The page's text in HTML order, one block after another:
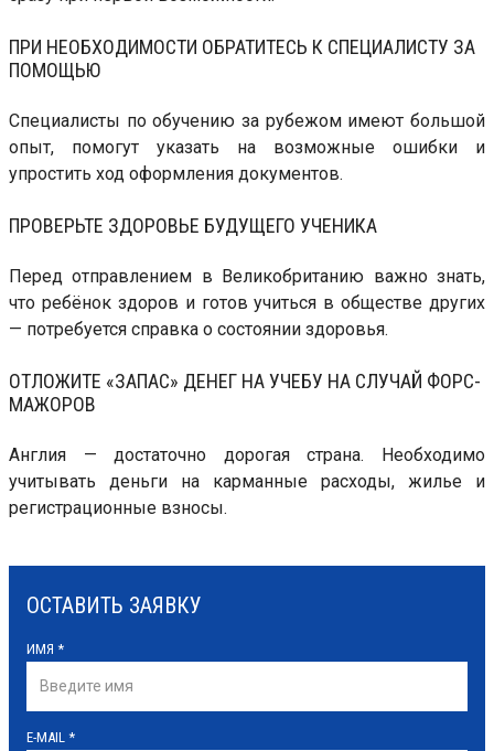
ПРИ НЕОБХОДИМОСТИ ОБРАТИТЕСЬ К СПЕЦИАЛИСТУ ЗА
ПОМОЩЬЮ
Специалисты по обучению за рубежом имеют большой
опыт, помогут указать на возможные ошибки и
упростить ход оформления документов.
ПРОВЕРЬТЕ ЗДОРОВЬЕ БУДУЩЕГО УЧЕНИКА
Перед отправлением в Великобританию важно знать,
что ребёнок здоров и готов учиться в обществе других
— потребуется справка о состоянии здоровья.
ОТЛОЖИТЕ «ЗАПАС» ДЕНЕГ НА УЧЕБУ НА СЛУЧАЙ ФОРС-
МАЖОРОВ
Англия — достаточно дорогая страна. Необходимо
учитывать деньги на карманные расходы, жилье и
регистрационные взносы.
ОСТАВИТЬ ЗАЯВКУ
ИМЯ *
E-MAIL *